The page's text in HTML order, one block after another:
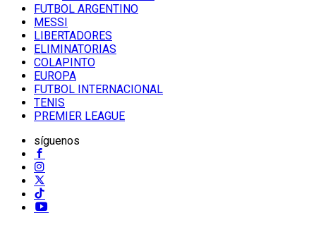
FUTBOL ARGENTINO
MESSI
LIBERTADORES
ELIMINATORIAS
COLAPINTO
EUROPA
FUTBOL INTERNACIONAL
TENIS
PREMIER LEAGUE
síguenos